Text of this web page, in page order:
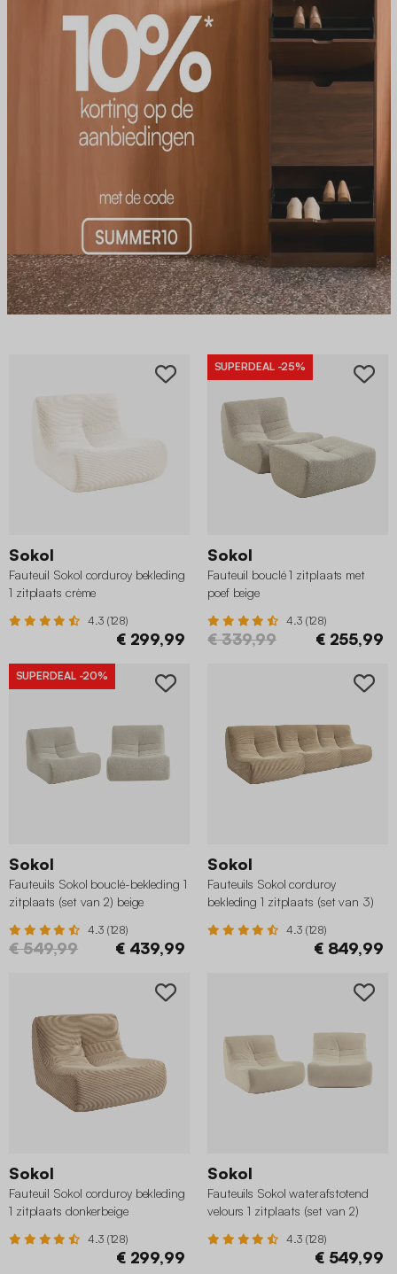
Sokol
Fauteuil Sokol corduroy bekleding
1 zitplaats crème
4.3 (128)
€ 299,99
SUPERDEAL -25%
Sokol
Fauteuil bouclé 1 zitplaats met
poef beige
4.3 (128)
€ 339,99 € 255,99
SUPERDEAL -20%
Sokol
Fauteuils Sokol bouclé-bekleding 1
zitplaats (set van 2) beige
4.3 (128)
€ 549,99 € 439,99
Sokol
Fauteuils Sokol corduroy
bekleding 1 zitplaats (set van 3)
4.3 (128)
€ 849,99
Sokol
Fauteuil Sokol corduroy bekleding
1 zitplaats donkerbeige
4.3 (128)
€ 299,99
Sokol
Fauteuils Sokol waterafstotend
velours 1 zitplaats (set van 2)
4.3 (128)
€ 549,99